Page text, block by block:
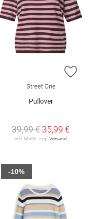
HINZUFÜGEN
ZUR
Street One
Pullover
39,99 € 35,99 €
inkl. MwSt. zzgl. Versand
-10%